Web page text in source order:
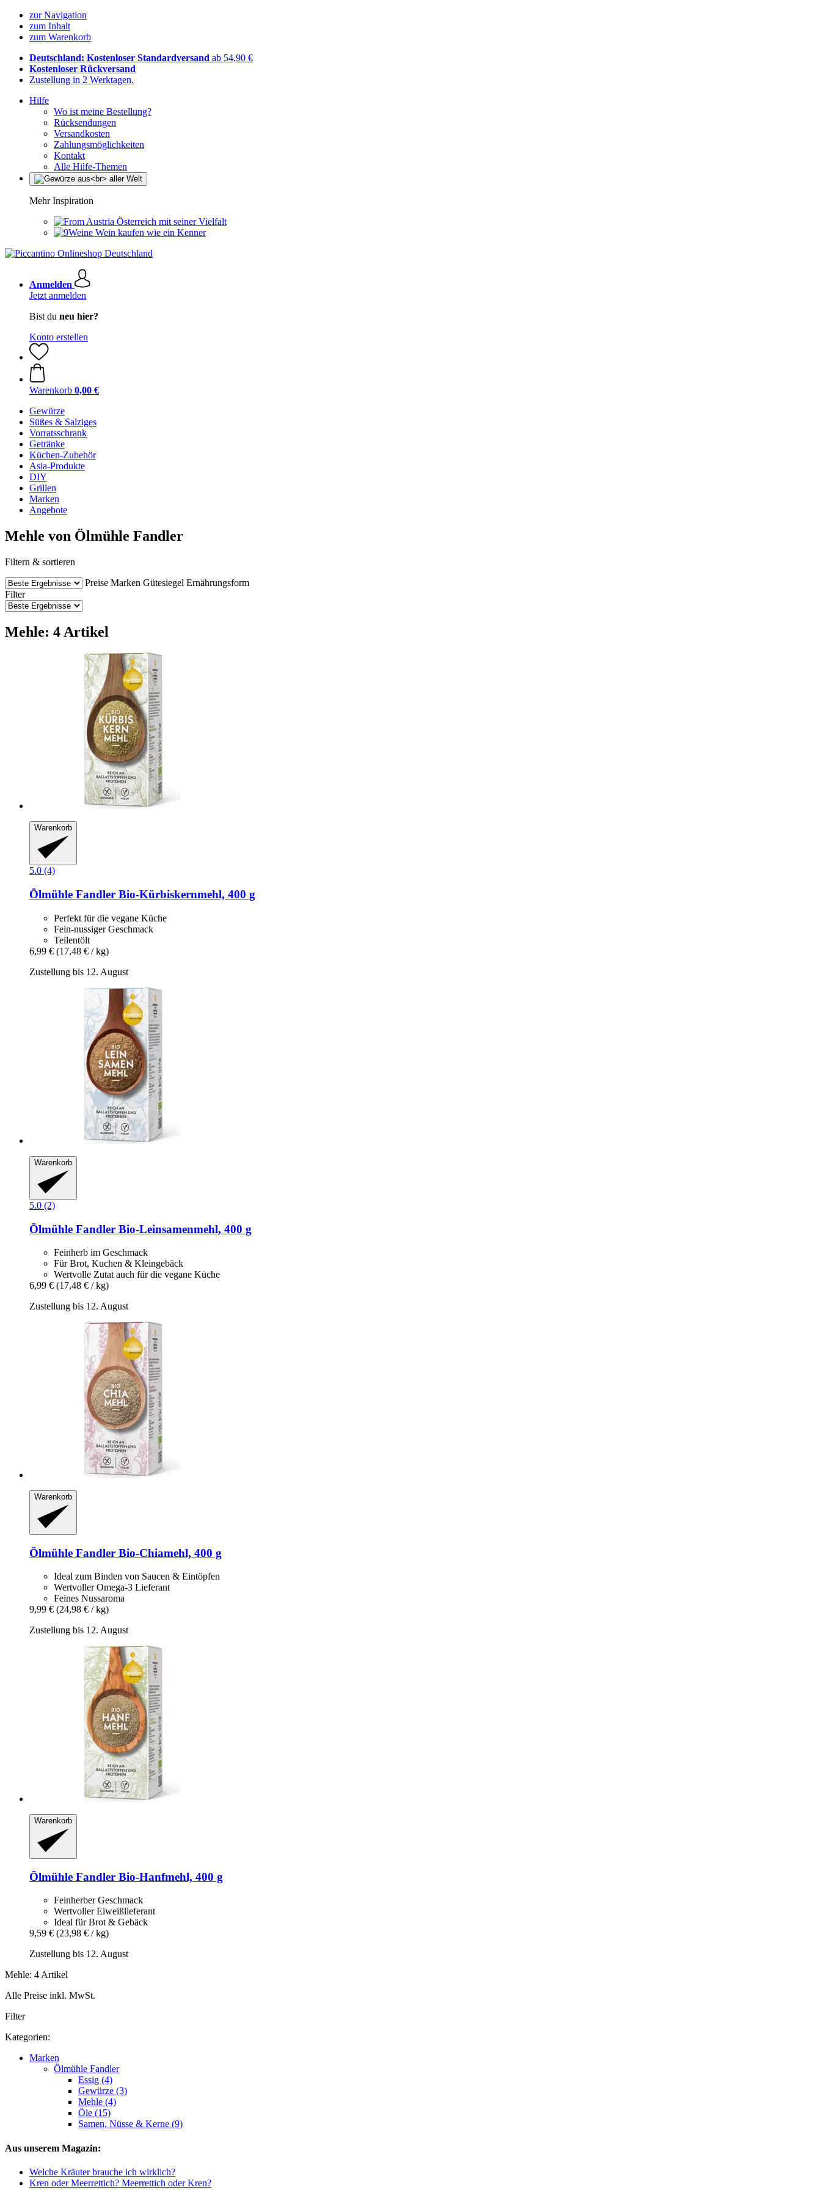
zur Navigation
zum Inhalt
zum Warenkorb
Deutschland: Kostenloser Standardversand ab 54,90 €
Kostenloser Rückversand
Zustellung in 2 Werktagen.
Hilfe
Wo ist meine Bestellung?
Rücksendungen
Versandkosten
Zahlungsmöglichkeiten
Kontakt
Alle Hilfe-Themen
Mehr Inspiration
Österreich mit seiner Vielfalt
Wein kaufen wie ein Kenner
Anmelden
Jetzt anmelden
Bist du neu hier?
Konto erstellen
Warenkorb 0,00 €
Gewürze
Süßes & Salziges
Vorratsschrank
Getränke
Küchen-Zubehör
Asia-Produkte
DIY
Grillen
Marken
Angebote
Mehle von Ölmühle Fandler
Filtern & sortieren
Preise Marken Gütesiegel Ernährungsform
Filter
Mehle: 4 Artikel
Warenkorb
5.0 (4)
Ölmühle Fandler Bio-​Kürbiskernmehl, 400 g
Perfekt für die vegane Küche
Fein-nussiger Geschmack
Teilentölt
6,99 € (17,48 € / kg)
Zustellung bis 12. August
Warenkorb
5.0 (2)
Ölmühle Fandler Bio-​Leinsamenmehl, 400 g
Feinherb im Geschmack
Für Brot, Kuchen & Kleingebäck
Wertvolle Zutat auch für die vegane Küche
6,99 € (17,48 € / kg)
Zustellung bis 12. August
Warenkorb
Ölmühle Fandler Bio-​Chiamehl, 400 g
Ideal zum Binden von Saucen & Eintöpfen
Wertvoller Omega-3 Lieferant
Feines Nussaroma
9,99 € (24,98 € / kg)
Zustellung bis 12. August
Warenkorb
Ölmühle Fandler Bio-​Hanfmehl, 400 g
Feinherber Geschmack
Wertvoller Eiweißlieferant
Ideal für Brot & Gebäck
9,59 € (23,98 € / kg)
Zustellung bis 12. August
Mehle: 4 Artikel
Alle Preise inkl. MwSt.
Filter
Kategorien:
Marken
Ölmühle Fandler
Essig (4)
Gewürze (3)
Mehle (4)
Öle (15)
Samen, Nüsse & Kerne (9)
Aus unserem Magazin:
Welche Kräuter brauche ich wirklich?
Kren oder Meerrettich? Meerrettich oder Kren?